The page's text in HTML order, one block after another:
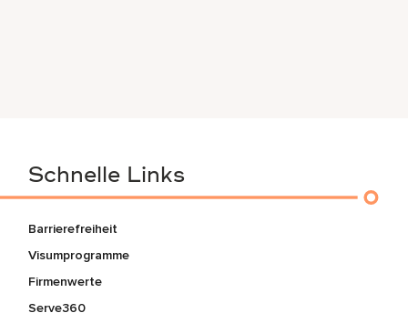
Schnelle Links
Barrierefreiheit
Visumprogramme
Firmenwerte
Serve360